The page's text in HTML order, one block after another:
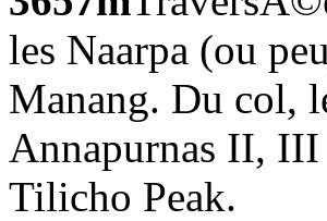
les Naarpa (ou
Manang. Du col,
Annapurnas II, III
Tilicho Peak.